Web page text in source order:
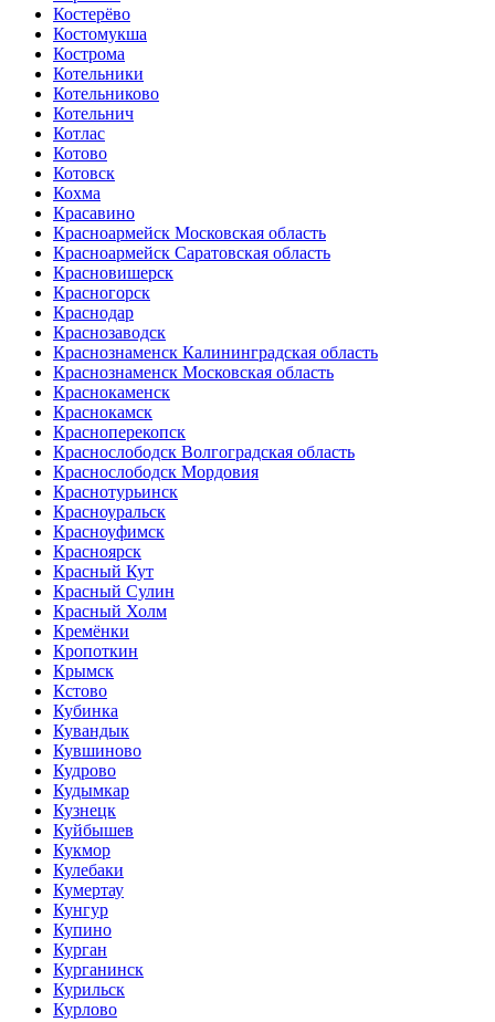
Костерёво
Костомукша
Кострома
Котельники
Котельниково
Котельнич
Котлас
Котово
Котовск
Кохма
Красавино
Красноармейск Московская область
Красноармейск Саратовская область
Красновишерск
Красногорск
Краснодар
Краснозаводск
Краснознаменск Калининградская область
Краснознаменск Московская область
Краснокаменск
Краснокамск
Красноперекопск
Краснослободск Волгоградская область
Краснослободск Мордовия
Краснотурьинск
Красноуральск
Красноуфимск
Красноярск
Красный Кут
Красный Сулин
Красный Холм
Кремёнки
Кропоткин
Крымск
Кстово
Кубинка
Кувандык
Кувшиново
Кудрово
Кудымкар
Кузнецк
Куйбышев
Кукмор
Кулебаки
Кумертау
Кунгур
Купино
Курган
Курганинск
Курильск
Курлово